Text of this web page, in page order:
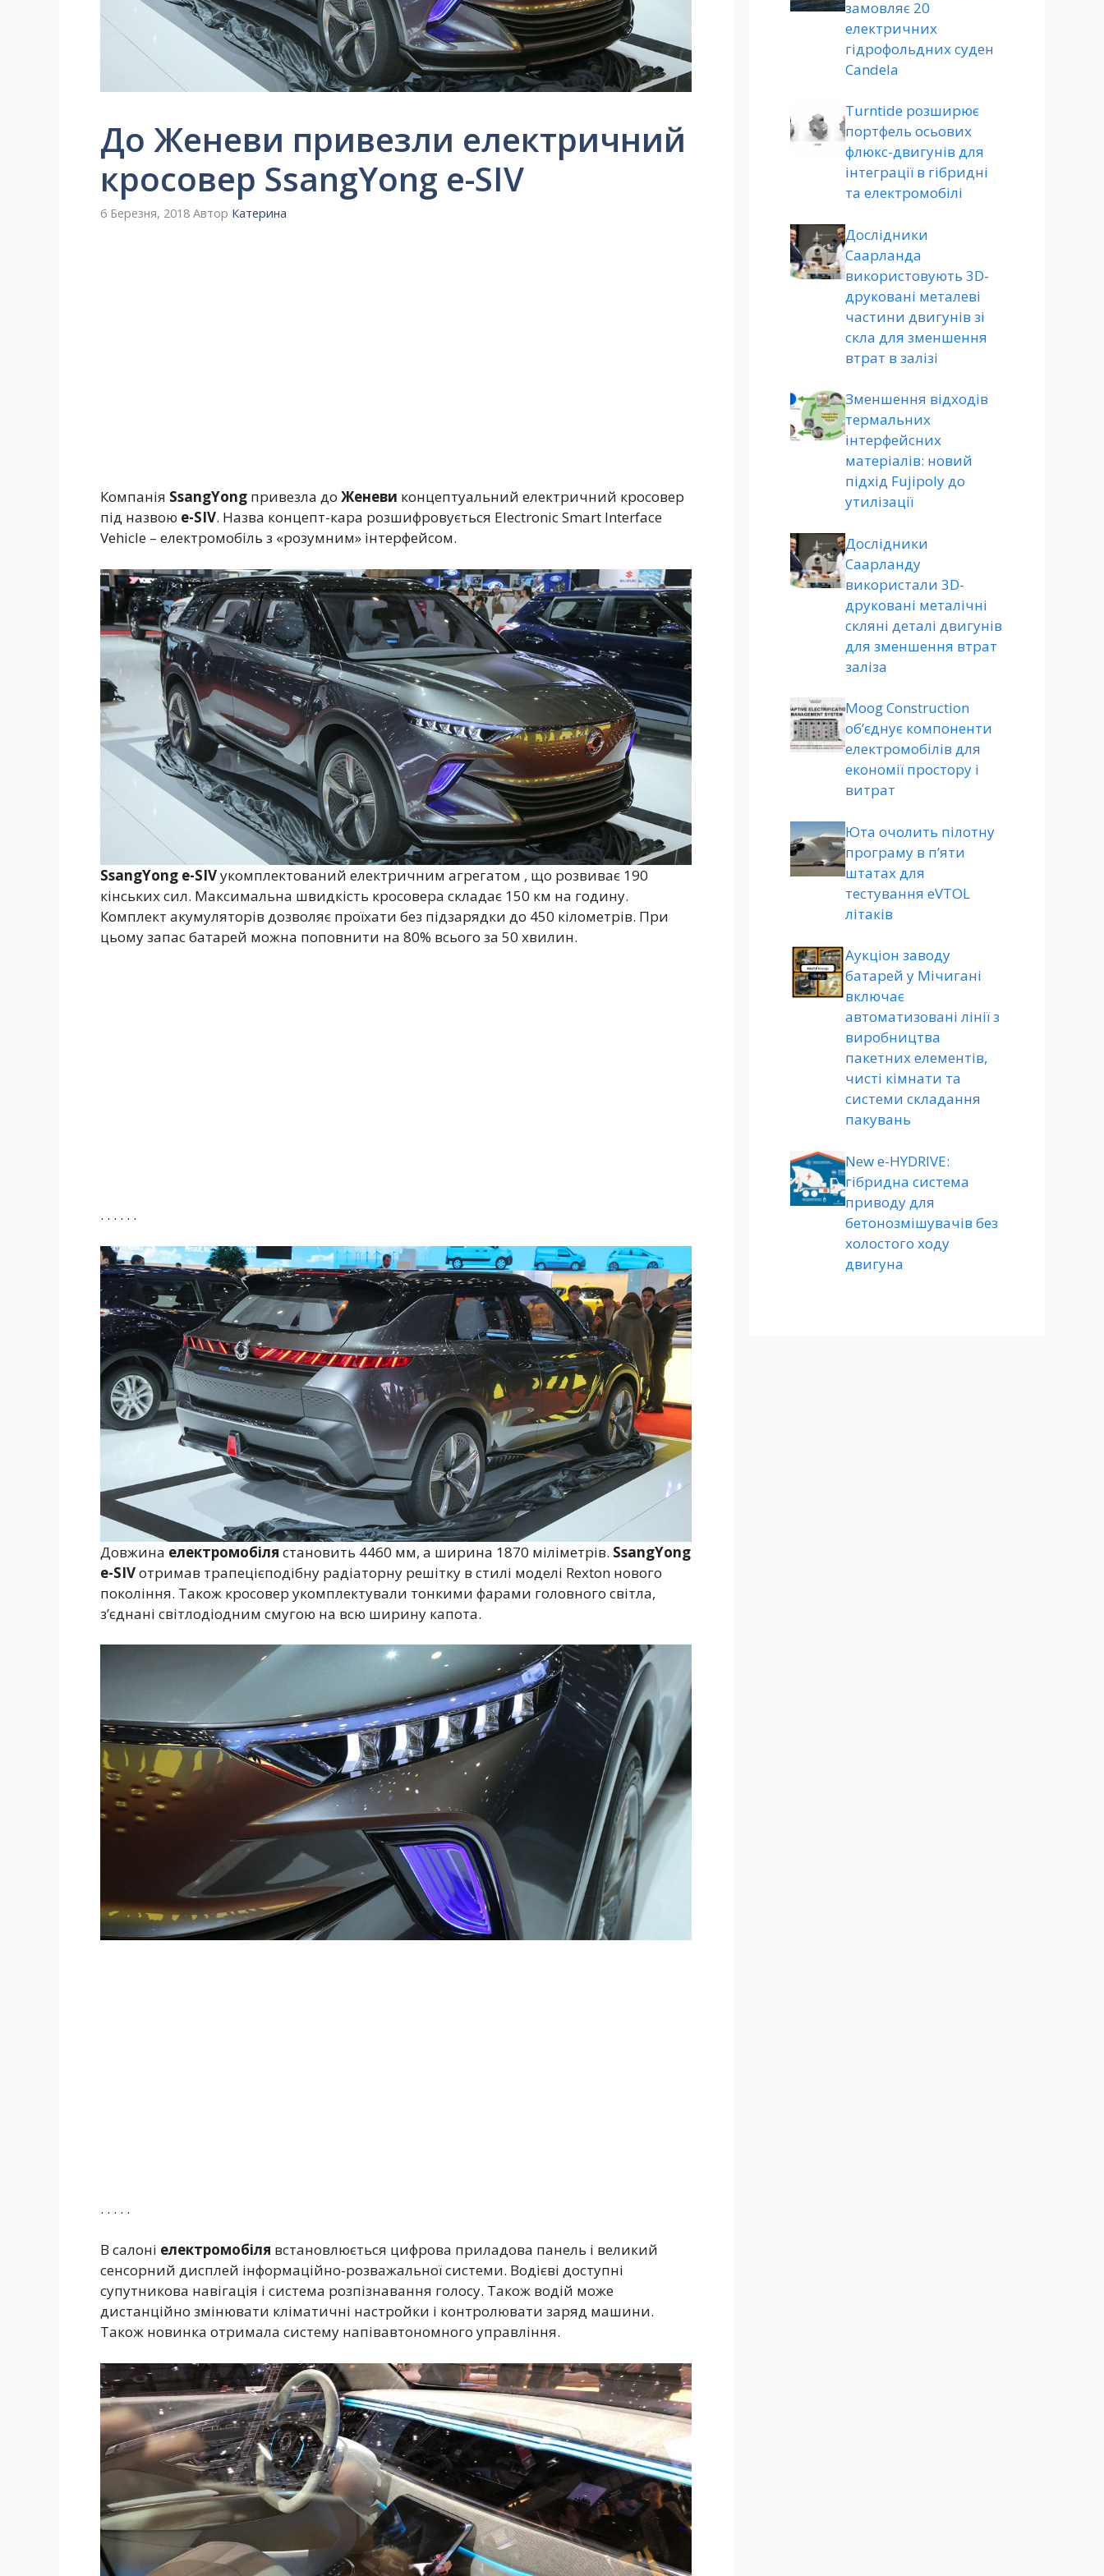
До Женеви привезли електричний
кросовер SsangYong e-SIV
6 Березня, 2018 Автор Катерина
Компанія SsangYong привезла до Женеви концептуальний електричний кросовер
під назвою e-SIV. Назва концепт-кара розшифровується Electronic Smart Interface
Vehicle – електромобіль з «розумним» інтерфейсом.
SsangYong e-SIVукомплектований електричним агрегатом , що розвиває 190
кінських сил. Максимальна швидкість кросовера складає 150 км на годину.
Комплект акумуляторів дозволяє проїхати без підзарядки до 450 кілометрів. При
цьому запас батарей можна поповнити на 80% всього за 50 хвилин.
. . . . . .
Довжина електромобіля становить 4460 мм, а ширина 1870 міліметрів. SsangYong
e-SIVотримав трапецієподібну радіаторну решітку в стилі моделі Rexton нового
покоління. Також кросовер укомплектували тонкими фарами головного світла,
з’єднані світлодіодним смугою на всю ширину капота.
. . . . .
В салоні електромобіля встановлюється цифрова приладова панель і великий
сенсорний дисплей інформаційно-розважальної системи. Водієві доступні
супутникова навігація і система розпізнавання голосу. Також водій може
дистанційно змінювати кліматичні настройки і контролювати заряд машини.
Також новинка отримала систему напівавтономного управління.
замовляє 20
електричних
гідрофольдних суден
Candela
Turntide розширює
портфель осьових
флюкс-двигунів для
інтеграції в гібридні
та електромобілі
Дослідники
Саарланда
використовують 3D-
друковані металеві
частини двигунів зі
скла для зменшення
втрат в залізі
Зменшення відходів
термальних
інтерфейсних
матеріалів: новий
підхід Fujipoly до
утилізації
Дослідники
Саарланду
використали 3D-
друковані металічні
скляні деталі двигунів
для зменшення втрат
заліза
Moog Construction
об’єднує компоненти
електромобілів для
економії простору і
витрат
Юта очолить пілотну
програму в п’яти
штатах для
тестування eVTOL
літаків
Аукціон заводу
батарей у Мічигані
включає
автоматизовані лінії з
виробництва
пакетних елементів,
чисті кімнати та
системи складання
пакувань
New e-HYDRIVE:
гібридна система
приводу для
бетонозмішувачів без
холостого ходу
двигуна